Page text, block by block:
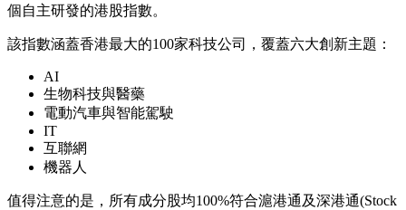
個自主研發的港股指數。
該指數涵蓋香港最大的100家科技公司，覆蓋六大創新主題：
AI
生物科技與醫藥
電動汽車與智能駕駛
IT
互聯網
機器人
值得注意的是，所有成分股均100%符合滬港通及深港通(Stock